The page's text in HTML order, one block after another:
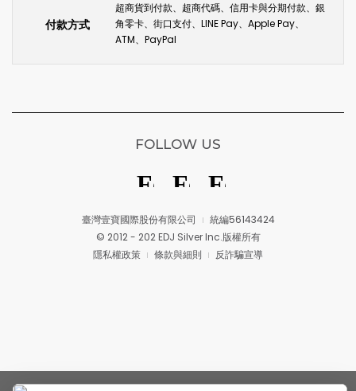
付款方式
超商貨到付款、超商代碼、信用卡與分期付款、銀
角零卡、街口支付、LINE Pay、Apple Pay、
ATM、PayPal
臺灣壹寶國際股份有限公司
統編56143424
© 2012 - 202 EDJ Silver Inc.版權所有
隱私權政策
條款與細則 反詐騙宣導
FOLLOW US